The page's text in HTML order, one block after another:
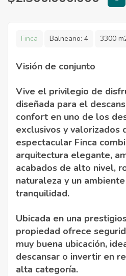
Finca Balneario: 4 3300
Visión de conjunto
Vive el privilegio de
diseñada para el
confort en uno de los
exclusivos y valorizados
espectacular Finca
arquitectura elegante,
acabados de alto nivel,
naturaleza y un
tranquilidad.
Ubicada en una
propiedad ofrece
muy buena ubicación,
descansar o invertir en
alta categoría.